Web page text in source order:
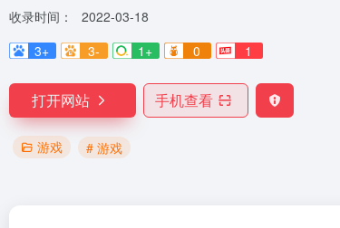
收录时间：
2022-03-18
3+
3- 1+ 0 1
打开网站 手机查看
游戏 # 游戏